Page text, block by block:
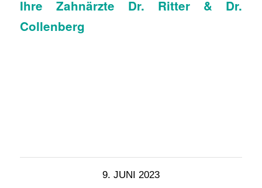
Ihre Zahnärzte Dr. Ritter & Dr.
Collenberg
9. JUNI 2023